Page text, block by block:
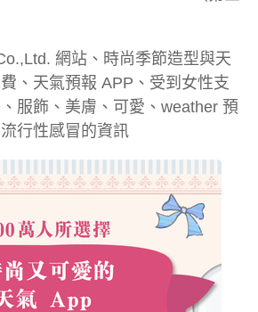
網站、時尚季節造型與天
、天氣預報 APP、受到女性支
服飾、美膚、可愛、weather 預
行性感冒的資訊